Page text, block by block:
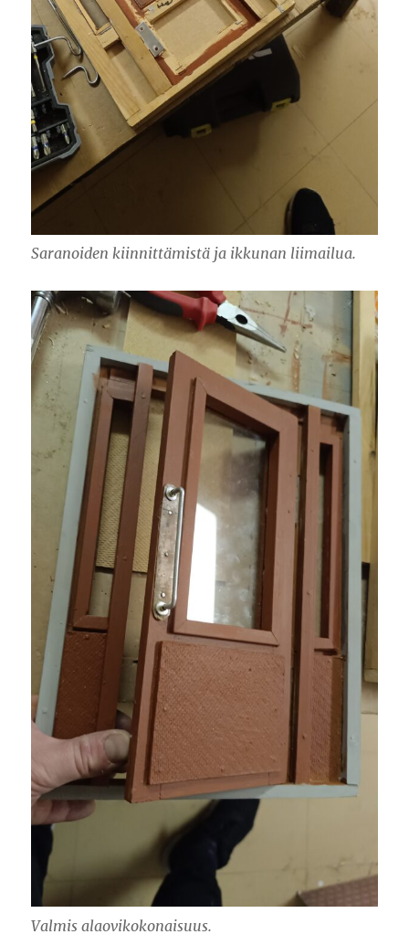
Saranoiden kiinnittämistä ja ikkunan liimailua.
Valmis alaovikokonaisuus.